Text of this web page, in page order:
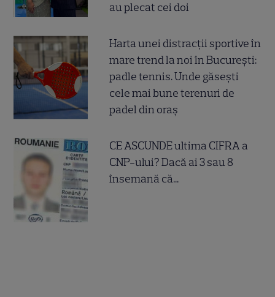
au plecat cei doi
Harta unei distracții sportive în
mare trend la noi în București:
padle tennis. Unde găsești
cele mai bune terenuri de
padel din oraș
CE ASCUNDE ultima CIFRA a
CNP-ului? Dacă ai 3 sau 8
însemană că...